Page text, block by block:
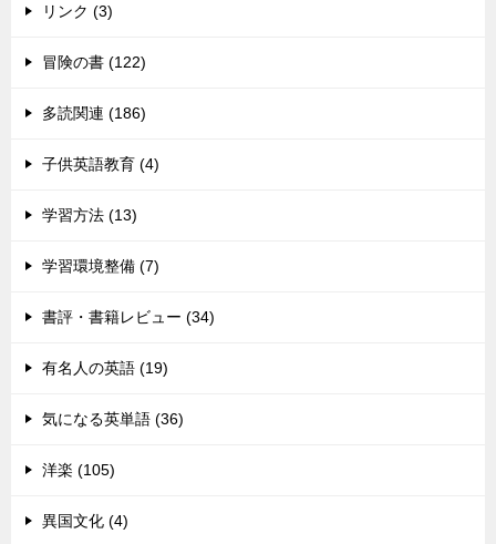
リンク (3)
冒険の書 (122)
多読関連 (186)
子供英語教育 (4)
学習方法 (13)
学習環境整備 (7)
書評・書籍レビュー (34)
有名人の英語 (19)
気になる英単語 (36)
洋楽 (105)
異国文化 (4)